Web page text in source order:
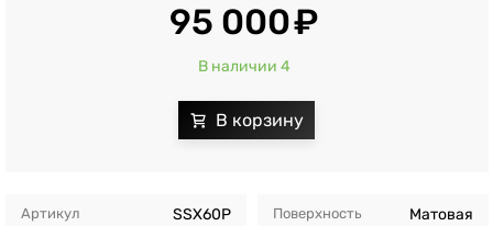
Артикул SSX60P Поверхность Матовая
95 000
В наличии 4